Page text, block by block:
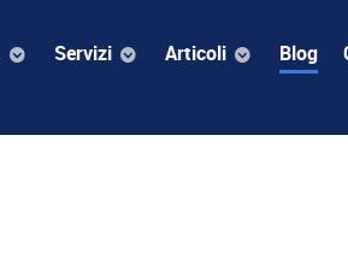
Servizi Articoli Blog